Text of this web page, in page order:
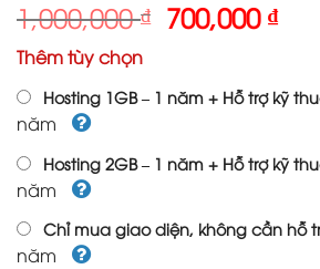
1,000,000₫ Giá
gốc
1,000,000 ₫.
700,000₫Giá
là:
Thêm tùy chọn
Hosting 1GB – 1 năm + Hỗ trợ kỹ
năm
Hosting 2GB – 1 năm + Hỗ trợ kỹ
năm
Chỉ mua giao diện, không cần hỗ
năm